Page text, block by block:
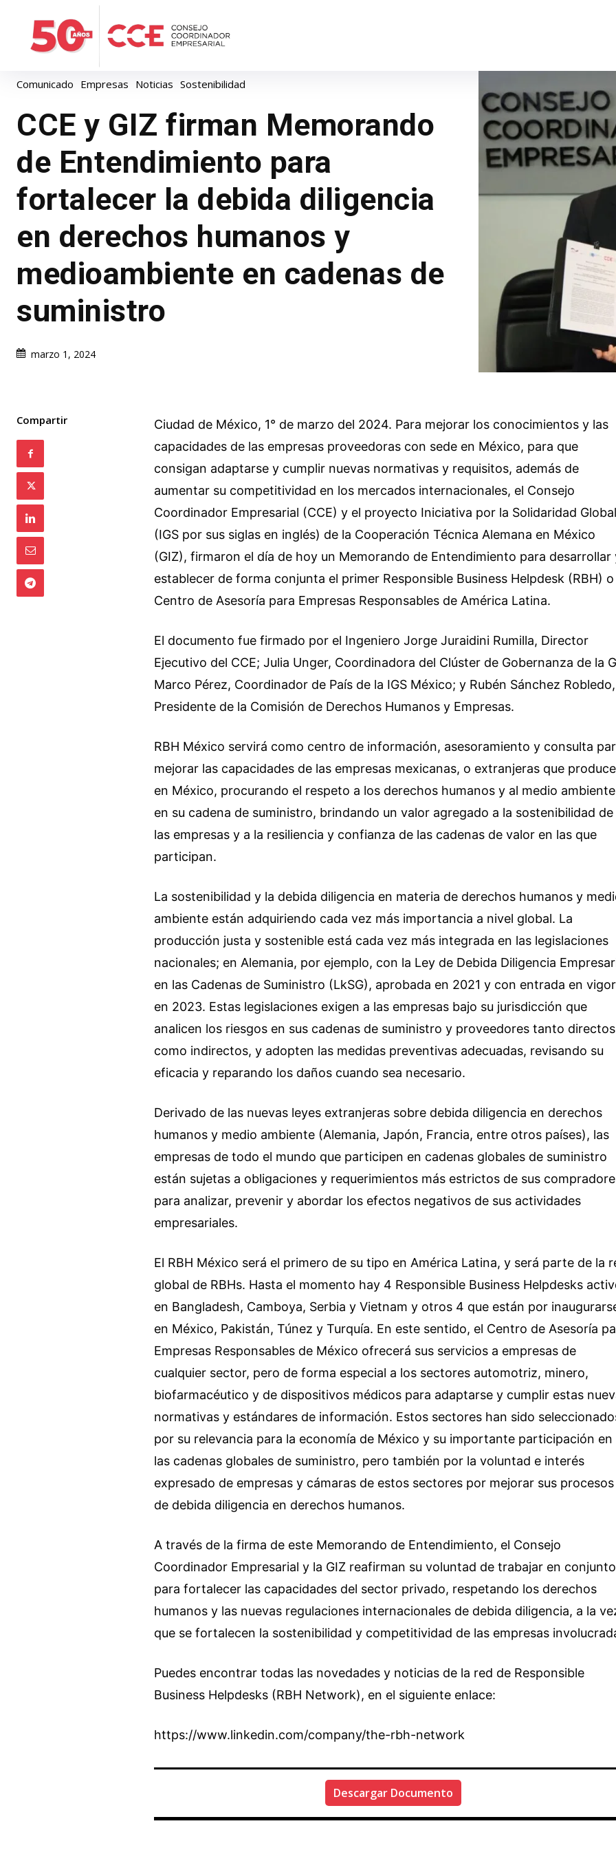
Comunicado Empresas Noticias Sostenibilidad
CCE y GIZ firman Memorando
de Entendimiento para
fortalecer la debida diligencia
en derechos humanos y
medioambiente en cadenas de
suministro
marzo 1, 2024
Compartir
Ciudad de México, 1° de marzo del 2024. Para mejorar los conocimientos y las
capacidades de las empresas proveedoras con sede en México, para que
consigan adaptarse y cumplir nuevas normativas y requisitos, además de
aumentar su competitividad en los mercados internacionales, el Consejo
Coordinador Empresarial (CCE) y el proyecto Iniciativa por la Solidaridad Global
(IGS por sus siglas en inglés) de la Cooperación Técnica Alemana en México
(GIZ), firmaron el día de hoy un Memorando de Entendimiento para desarrollar
establecer de forma conjunta el primer Responsible Business Helpdesk (RBH) o
Centro de Asesoría para Empresas Responsables de América Latina.
El documento fue firmado por el Ingeniero Jorge Juraidini Rumilla, Director
Ejecutivo del CCE; Julia Unger, Coordinadora del Clúster de Gobernanza de la
Marco Pérez, Coordinador de País de la IGS México; y Rubén Sánchez Robledo,
Presidente de la Comisión de Derechos Humanos y Empresas.
RBH México servirá como centro de información, asesoramiento y consulta
mejorar las capacidades de las empresas mexicanas, o extranjeras que
en México, procurando el respeto a los derechos humanos y al medio ambiente
en su cadena de suministro, brindando un valor agregado a la sostenibilidad de
las empresas y a la resiliencia y confianza de las cadenas de valor en las que
participan.
La sostenibilidad y la debida diligencia en materia de derechos humanos y
ambiente están adquiriendo cada vez más importancia a nivel global. La
producción justa y sostenible está cada vez más integrada en las legislaciones
nacionales; en Alemania, por ejemplo, con la Ley de Debida Diligencia
en las Cadenas de Suministro (LkSG), aprobada en 2021 y con entrada en vigor
en 2023. Estas legislaciones exigen a las empresas bajo su jurisdicción que
analicen los riesgos en sus cadenas de suministro y proveedores tanto directos
como indirectos, y adopten las medidas preventivas adecuadas, revisando su
eficacia y reparando los daños cuando sea necesario.
Derivado de las nuevas leyes extranjeras sobre debida diligencia en derechos
humanos y medio ambiente (Alemania, Japón, Francia, entre otros países), las
empresas de todo el mundo que participen en cadenas globales de suministro
están sujetas a obligaciones y requerimientos más estrictos de sus
para analizar, prevenir y abordar los efectos negativos de sus actividades
empresariales.
El RBH México será el primero de su tipo en América Latina, y será parte de la
global de RBHs. Hasta el momento hay 4 Responsible Business Helpdesks
en Bangladesh, Camboya, Serbia y Vietnam y otros 4 que están por
en México, Pakistán, Túnez y Turquía. En este sentido, el Centro de Asesoría
Empresas Responsables de México ofrecerá sus servicios a empresas de
cualquier sector, pero de forma especial a los sectores automotriz, minero,
biofarmacéutico y de dispositivos médicos para adaptarse y cumplir estas
normativas y estándares de información. Estos sectores han sido
por su relevancia para la economía de México y su importante participación en
las cadenas globales de suministro, pero también por la voluntad e interés
expresado de empresas y cámaras de estos sectores por mejorar sus procesos
de debida diligencia en derechos humanos.
A través de la firma de este Memorando de Entendimiento, el Consejo
Coordinador Empresarial y la GIZ reafirman su voluntad de trabajar en conjunto
para fortalecer las capacidades del sector privado, respetando los derechos
humanos y las nuevas regulaciones internacionales de debida diligencia, a la
que se fortalecen la sostenibilidad y competitividad de las empresas
Puedes encontrar todas las novedades y noticias de la red de Responsible
Business Helpdesks (RBH Network), en el siguiente enlace:
https://www.linkedin.com/company/the-rbh-network
Descargar Documento